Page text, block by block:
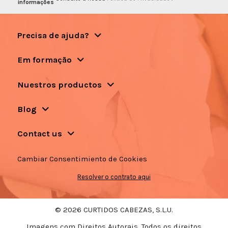
informações
Precisa de ajuda?
Em formação
Nuestros productos
Blog
Contact us
Cambiar Consentimiento de Cookies
Resolver o contrato aqui
© 2026 CURTIDOS CABEZAS, S.L.U.